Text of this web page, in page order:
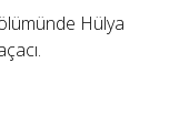
Hülya